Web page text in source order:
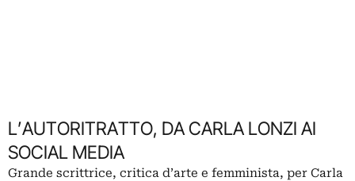
L’AUTORITRATTO, DA CARLA LONZI AI
SOCIAL MEDIA
Grande scrittrice, critica d’arte e femminista, per Carla